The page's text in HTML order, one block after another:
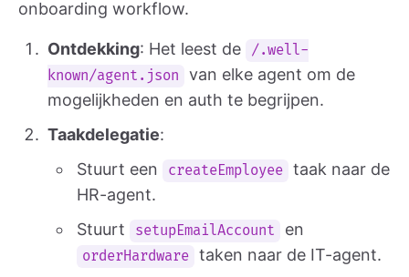
onboarding workflow.
Ontdekking: Het leest de
/.well-
known/agent.json
van elke agent om de
mogelijkheden en auth te begrijpen.
Taakdelegatie:
Stuurt een
createEmployee taak naar de
HR-agent.
Stuurt
setupEmailAccount en
orderHardware taken naar de IT-agent.